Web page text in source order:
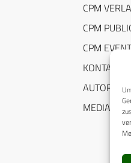
CPM
CPM
CPM
KONTAKT